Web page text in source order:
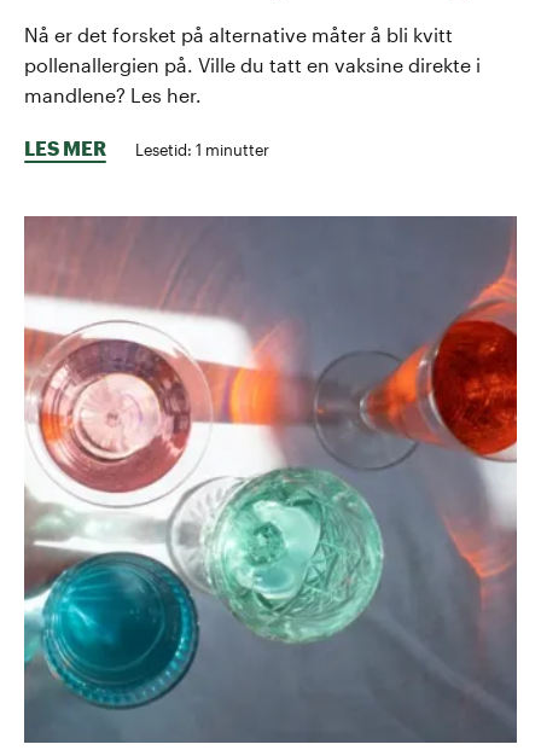
Nå er det forsket på alternative måter å bli kvitt
pollenallergien på. Ville du tatt en vaksine direkte i
mandlene? Les her.
LES MER Lesetid: 1 minutter